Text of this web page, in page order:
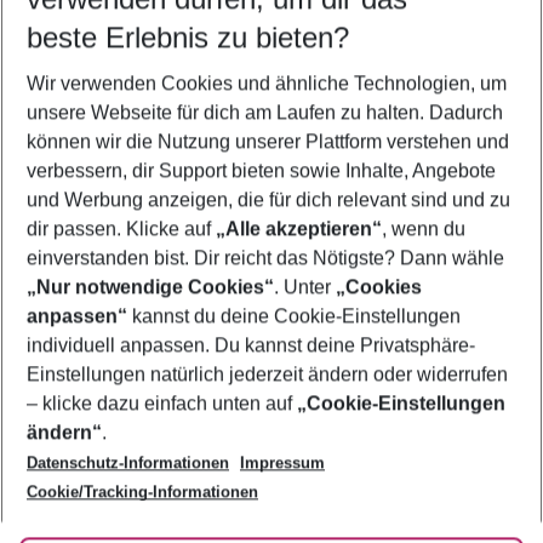
5-8 Nächte
2 Erwachsene Keine Kinder
Mehr Filter anzeigen
Footer
Footer navigation
Über uns
AGB
Bestpreisgarantie
Cookie-Einstellungen ändern
Cookie-Richtlinie
Agenturbetreuung
Barrierefreies Reisen
Folge uns
beste Erlebnis zu bieten?
Wir verwenden Cookies und ähnliche Technologien, um
unsere Webseite für dich am Laufen zu halten. Dadurch
können wir die Nutzung unserer Plattform verstehen und
verbessern, dir Support bieten sowie Inhalte, Angebote
und Werbung anzeigen, die für dich relevant sind und zu
dir passen. Klicke auf „Alle akzeptieren“, wenn du
einverstanden bist. Dir reicht das Nötigste? Dann wähle
„Nur notwendige Cookies“. Unter „Cookies
anpassen“ kannst du deine Cookie-Einstellungen
individuell anpassen. Du kannst deine Privatsphäre-
Einstellungen natürlich jederzeit ändern oder widerrufen
– klicke dazu einfach unten auf „Cookie-Einstellungen
ändern“.
Datenschutz-Informationen
Impressum
Cookie/Tracking-Informationen